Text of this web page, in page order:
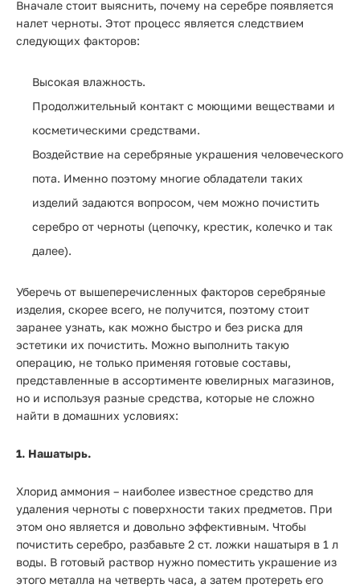
Вначале стоит выяснить, почему на серебре появляется
налет черноты. Этот процесс является следствием
следующих факторов:
Высокая влажность.
Продолжительный контакт с моющими веществами и
косметическими средствами.
Воздействие на серебряные украшения человеческого
пота. Именно поэтому многие обладатели таких
изделий задаются вопросом, чем можно почистить
серебро от черноты (цепочку, крестик, колечко и так
далее).
Уберечь от вышеперечисленных факторов серебряные
изделия, скорее всего, не получится, поэтому стоит
заранее узнать, как можно быстро и без риска для
эстетики их почистить. Можно выполнить такую
операцию, не только применяя готовые составы,
представленные в ассортименте ювелирных магазинов,
но и используя разные средства, которые не сложно
найти в домашних условиях:
1. Нашатырь.
Хлорид аммония – наиболее известное средство для
удаления черноты с поверхности таких предметов. При
этом оно является и довольно эффективным. Чтобы
почистить серебро, разбавьте 2 ст. ложки нашатыря в 1 л
воды. В готовый раствор нужно поместить украшение из
этого металла на четверть часа, а затем протереть его